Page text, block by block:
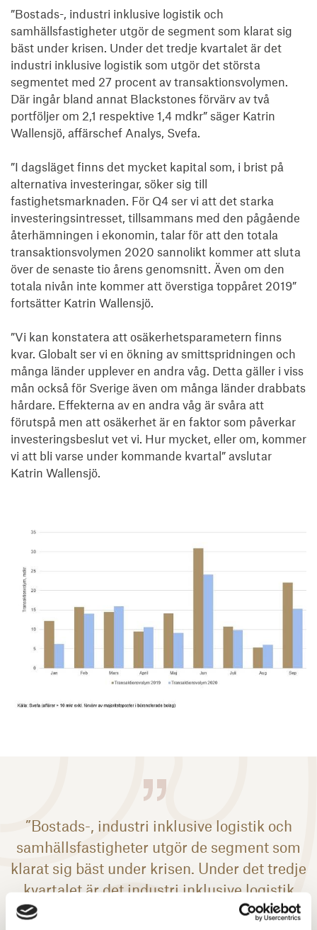
”Bostads-, industri inklusive logistik och
samhällsfastigheter utgör de segment som klarat sig
bäst under krisen. Under det tredje kvartalet är det
industri inklusive logistik som utgör det största
segmentet med 27 procent av transaktionsvolymen.
Där ingår bland annat Blackstones förvärv av två
portföljer om 2,1 respektive 1,4 mdkr” säger Katrin
Wallensjö, affärschef Analys, Svefa.
”I dagsläget finns det mycket kapital som, i brist på
alternativa investeringar, söker sig till
fastighetsmarknaden. För Q4 ser vi att det starka
investeringsintresset, tillsammans med den pågående
återhämningen i ekonomin, talar för att den totala
transaktionsvolymen 2020 sannolikt kommer att sluta
över de senaste tio årens genomsnitt. Även om den
totala nivån inte kommer att överstiga toppåret 2019”
fortsätter Katrin Wallensjö.
”Vi kan konstatera att osäkerhetsparametern finns
kvar. Globalt ser vi en ökning av smittspridningen och
många länder upplever en andra våg. Detta gäller i viss
mån också för Sverige även om många länder drabbats
hårdare. Effekterna av en andra våg är svåra att
förutspå men att osäkerhet är en faktor som påverkar
investeringsbeslut vet vi. Hur mycket, eller om, kommer
vi att bli varse under kommande kvartal” avslutar
Katrin Wallensjö.
”Bostads-, industri inklusive logistik och
samhällsfastigheter utgör de segment som
klarat sig bäst under krisen. Under det tredje
kvartalet är det industri inklusive logistik
som utgör det största segmentet med 27